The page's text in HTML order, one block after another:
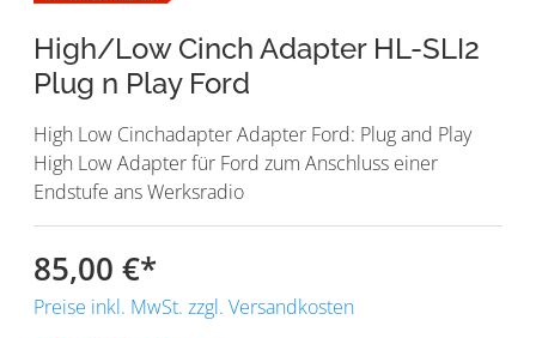
High/Low Cinch Adapter HL-SLI2
Plug n Play Ford
High Low Cinchadapter Adapter Ford: Plug and Play
High Low Adapter für Ford zum Anschluss einer
Endstufe ans Werksradio
85,00 €*
Preise inkl. MwSt. zzgl. Versandkosten